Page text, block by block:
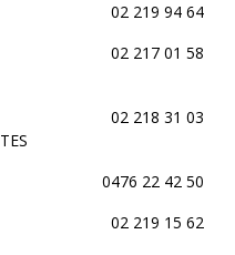
02 219 94 64
02 217 01 58
02 218 31 03
0476 22 42 50
02 219 15 62